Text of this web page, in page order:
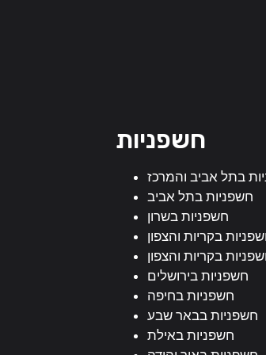
חשפניות
בתל אביב והמרכז
חשפניות בתל אביב
חשפניות בשרון
בקריות והצפון
בקריות והצפון
חשפניות בירושלים
חשפניות בחיפה
חשפניות בבאר שבע
חשפניות באילת